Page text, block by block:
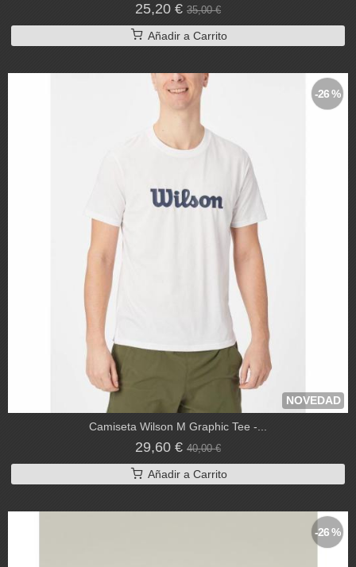
25,20 € 35,00 €
Añadir a Carrito
NOVEDAD
-26 %
Camiseta Wilson M Graphic Tee -...
29,60 € 40,00 €
Añadir a Carrito
-26 %